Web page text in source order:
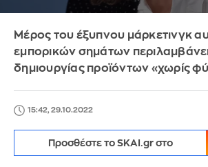
Μέρος του έξυπνου μάρκετινγκ
εμπορικών σημάτων περιλαμβάνει
δημιουργίας προϊόντων «χωρίς
15:42, 29.10.2022
Προσθέστε το SKAI.gr στο